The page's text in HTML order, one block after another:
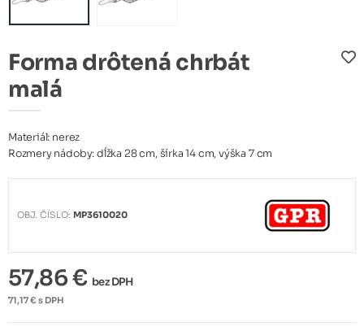
Forma drôtená chrbát
malá
Materiál: nerez
Rozmery nádoby: dĺžka 28 cm, šírka 14 cm, výška 7 cm
OBJ. ČÍSLO: MP3610020
57,86 € bez DPH
71,17 € s DPH